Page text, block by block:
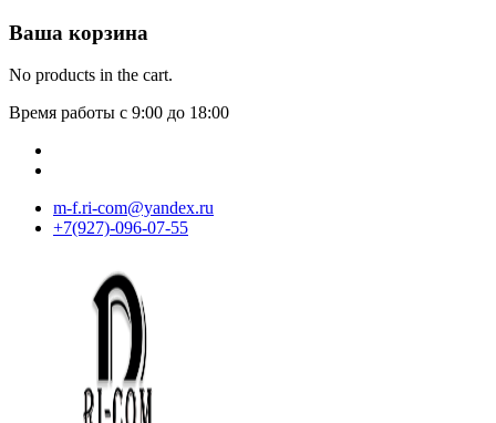
Ваша корзина
No products in the cart.
Время работы с 9:00 до 18:00
m-f.ri-com@yandex.ru
+7(927)-096-07-55